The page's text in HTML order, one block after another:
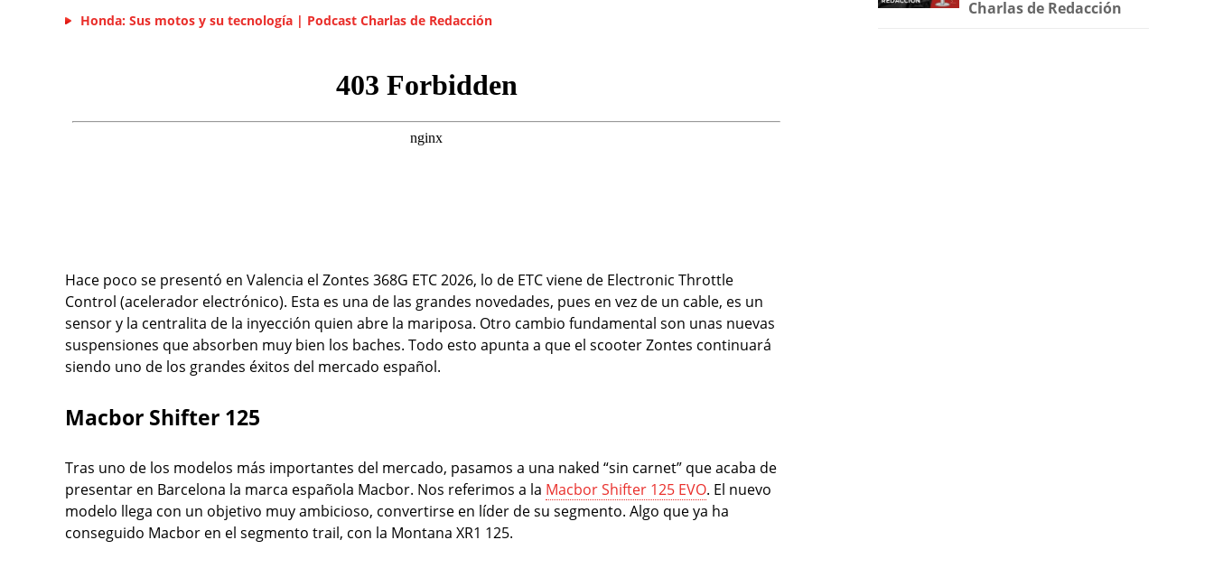
Honda: Sus motos y su tecnología | Podcast Charlas de Redacción
Hace poco se presentó en Valencia el Zontes 368G ETC 2026, lo de ETC viene de Electronic Throttle
Control (acelerador electrónico). Esta es una de las grandes novedades, pues en vez de un cable, es un
sensor y la centralita de la inyección quien abre la mariposa. Otro cambio fundamental son unas nuevas
suspensiones que absorben muy bien los baches. Todo esto apunta a que el scooter Zontes continuará
siendo uno de los grandes éxitos del mercado español.
Macbor Shifter 125
Tras uno de los modelos más importantes del mercado, pasamos a una naked “sin carnet” que acaba de
presentar en Barcelona la marca española Macbor. Nos referimos a la Macbor Shifter 125 EVO. El nuevo
modelo llega con un objetivo muy ambicioso, convertirse en líder de su segmento. Algo que ya ha
conseguido Macbor en el segmento trail, con la Montana XR1 125.
Charlas de Redacción